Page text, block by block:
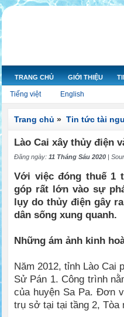
TRANG CHỦ GIỚI THIỆU
Tiếng việt English
Trang chủ » Tin tức tài
Lào Cai xây thủy điện
Đăng ngày: 11 Tháng Sáu 2020 |
Với việc đóng thuế 1
góp rất lớn vào sự
lụy do thủy điện gây
dân sống xung quanh.
Những ám ảnh kinh
Năm 2012, tỉnh Lào Cai
Sử Pán 1. Công trình
của huyện Sa Pa. Đơn
trụ sở tại tại tầng 2, Tòa